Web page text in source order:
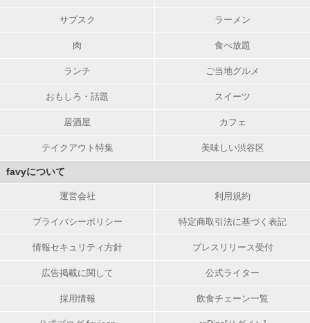
サブスク ラーメン
肉 食べ放題
ランチ ご当地グルメ
おもしろ・話題 スイーツ
居酒屋 カフェ
テイクアウト特集 美味しい渋谷区
favyについて
運営会社 利用規約
プライバシーポリシー 特定商取引法に基づく表記
情報セキュリティ方針 プレスリリース受付
広告掲載に関して 公式ライター
採用情報 飲食チェーン一覧